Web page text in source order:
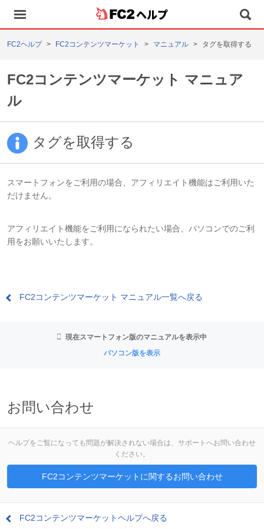
ヘルプ
FC2ヘルプ FC2コンテンツマーケット マニュアル タグを取得する
FC2コンテンツマーケット マニュア
ル
タグを取得する
スマートフォンをご利用の場合、アフィリエイト機能はご利用いた
だけません。
アフィリエイト機能をご利用になられたい場合、パソコンでのご利
用をお願いいたします。
FC2コンテンツマーケット マニュアル一覧へ戻る
現在スマートフォン版のマニュアルを表示中
パソコン版を表示
お問い合わせ
ヘルプをご覧になっても問題が解決されない場合は、サポートへお問い合わせ
ください。
FC2コンテンツマーケットに関するお問い合わせ
FC2コンテンツマーケットヘルプへ戻る